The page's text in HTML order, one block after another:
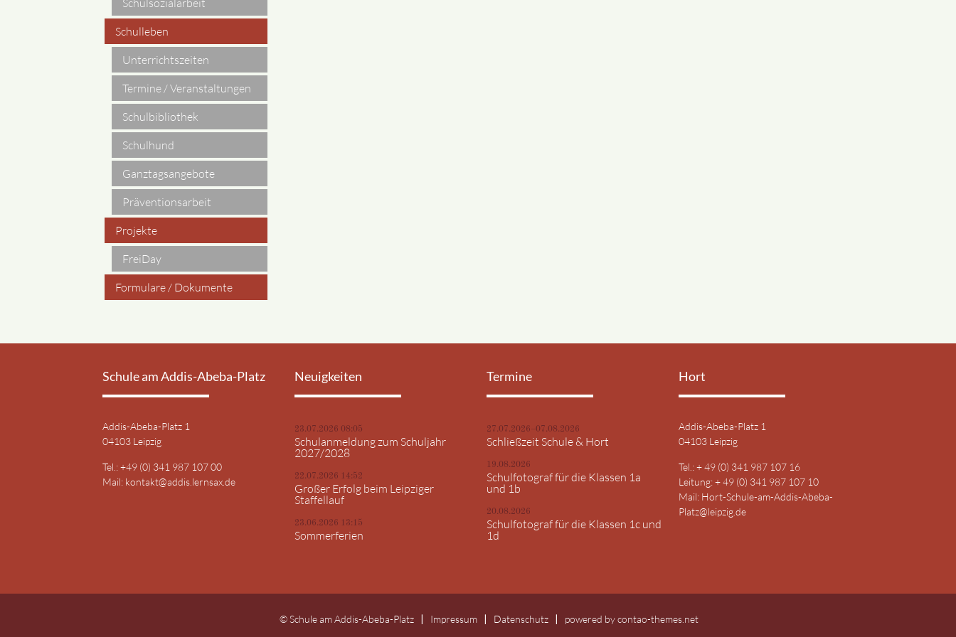
Schulleben
Unterrichtszeiten
Termine / Veranstaltungen
Schulbibliothek
Schulhund
Ganztagsangebote
Präventionsarbeit
Projekte
FreiDay
Formulare / Dokumente
Schule am Addis-Abeba-Platz
Addis-Abeba-Platz 1
04103 Leipzig
Tel.: +49 (0) 341 987 107 00
Mail: kontakt@addis.lernsax.de
Neuigkeiten
23.07.2026 08:05
Schulanmeldung zum Schuljahr
2027/2028
22.07.2026 14:52
Großer Erfolg beim Leipziger
Staffellauf
23.06.2026 13:15
Sommerferien
Termine
27.07.2026–07.08.2026
Schließzeit Schule & Hort
19.08.2026
Schulfotograf für die Klassen 1a
und 1b
20.08.2026
Schulfotograf für die Klassen 1c und
1d
Hort
Addis-Abeba-Platz 1
04103 Leipzig
Tel.: + 49 (0) 341 987 107 16
Leitung: + 49 (0) 341 987 107 10
Mail: Hort-Schule-am-Addis-Abeba-
Platz@leipzig.de
© Schule am Addis-Abeba-Platz Impressum Datenschutz powered bycontao-themes.net